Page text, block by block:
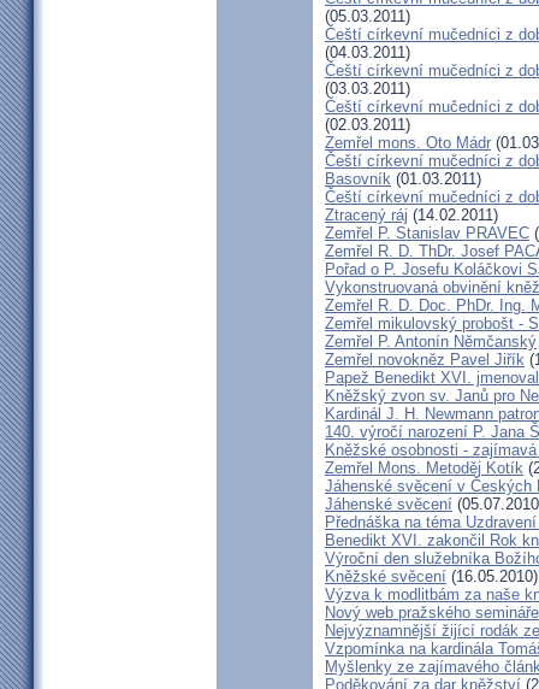
(05.03.2011)
Čeští církevní mučedníci z
(04.03.2011)
Čeští církevní mučedníci z
(03.03.2011)
Čeští církevní mučedníci z
(02.03.2011)
Zemřel mons. Oto Mádr
Čeští církevní mučedníci z
Basovník (01.03.2011)
Čeští církevní mučedníci z
Ztracený ráj (14.02.2011)
Zemřel P. Stanislav PRAVEC
Zemřel R. D. ThDr. Josef
Pořad o P. Josefu Koláčkovi
Vykonstruovaná obvinění
Zemřel R. D. Doc. PhDr. Ing.
Zemřel mikulovský probošt -
Zemřel P. Antonín Němčanský
Zemřel novokněz Pavel Jiřík
Papež Benedikt XVI.
Kněžský zvon sv. Janů pro
Kardinál J. H. Newmann
140. výročí narození P. Jana
Kněžské osobnosti -
Zemřel Mons. Metoděj Kotík
Jáhenské svěcení v Českých
Jáhenské svěcení
Přednáška na téma
Benedikt XVI. zakončil Rok
Výroční den služebníka
Kněžské svěcení (16.05.2010)
Výzva k modlitbám za naše
Nový web pražského semináře
Nejvýznamnější žijící rodák
Vzpomínka na kardinála
Myšlenky ze zajímavého
Poděkování za dar kněžství